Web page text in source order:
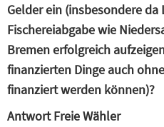
Gelder ein (insbesondere da
Fischereiabgabe wie
Bremen erfolgreich
finanzierten Dinge auch
finanziert werden können)?
Antwort Freie Wähler